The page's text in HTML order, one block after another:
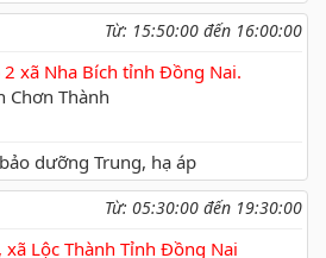
Từ: 15:50:00 đến 16:00:00
xã Nha Bích tỉnh Đồng Nai.
Thành
dưỡng Trung, hạ áp
Từ: 05:30:00 đến 19:30:00
xã Lộc Thành Tỉnh Đồng Nai